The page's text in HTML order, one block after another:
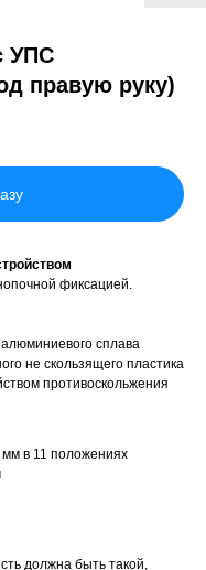
УПС
правую руку)
фиксацией.
сплава
не скользящего пластика
противоскольжения
мм в 11 положениях
должна быть такой,